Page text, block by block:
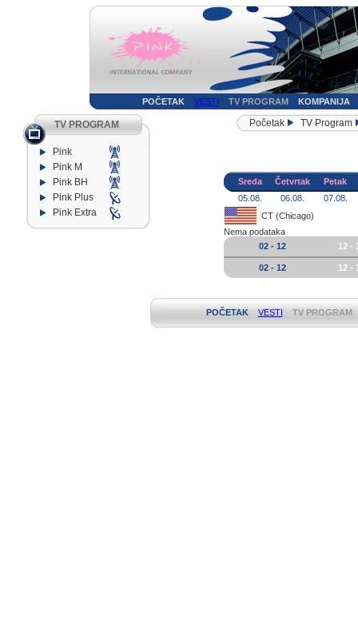
POČETAK VESTI TV PROGRAM KOMPANIJA
TV PROGRAM
Pink
Pink M
Pink BH
Pink Plus
Pink Extra
Početak TV Program
Sreda Četvrtak
Petak
05.08.
06.08.
07.08.
CT (Chicago)
Nema podataka
02 - 12
12 -
02 - 12 12 -
POČETAK VESTI TV PROGRAM